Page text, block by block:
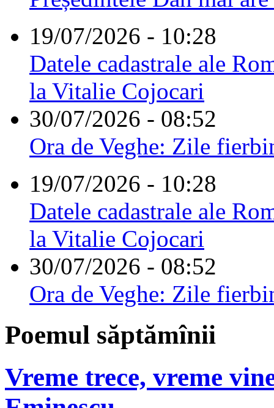
19/07/2026 - 10:28
Datele cadastrale ale
la Vitalie Cojocari
30/07/2026 - 08:52
Ora de Veghe: Zile
19/07/2026 - 10:28
Datele cadastrale ale
la Vitalie Cojocari
30/07/2026 - 08:52
Ora de Veghe: Zile
Poemul săptămînii
Vreme trece, vreme